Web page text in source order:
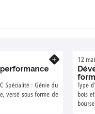
Spécialité : Génie du
versé sous forme de
12
Type d'offre :
bois et des